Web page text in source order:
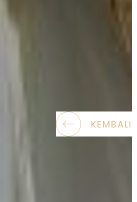
KEMBALI